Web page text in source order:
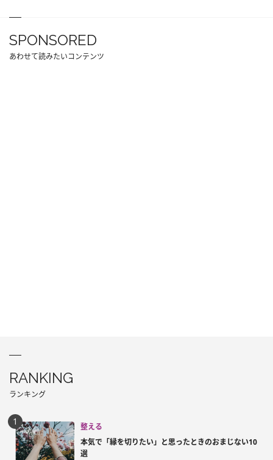
SPONSORED
あわせて読みたいコンテンツ
RANKING
ランキング
整える
本気で「縁を切りたい」と思ったときのおまじない10
選